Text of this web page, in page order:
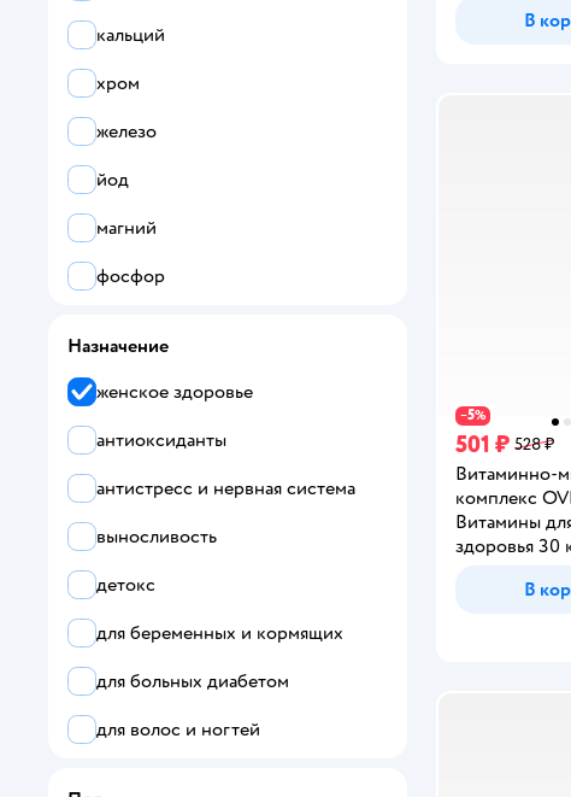
В
−5%
501 ₽ 528 ₽
Витаминно-
комплекс
Витамины
здоровья 30
В
кислота)
витамин PP (никотиновая
кальций
хром
железо
йод
магний
фосфор
Назначение
женское здоровье
антиоксиданты
антистресс и нервная система
выносливость
детокс
для беременных и кормящих
для больных диабетом
для волос и ногтей